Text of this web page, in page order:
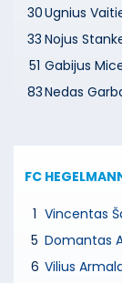
30Ugnius
33 Nojus
51 Gabijus
83Nedas
FC
1 Vincentas
5 Domantas
6 Vilius